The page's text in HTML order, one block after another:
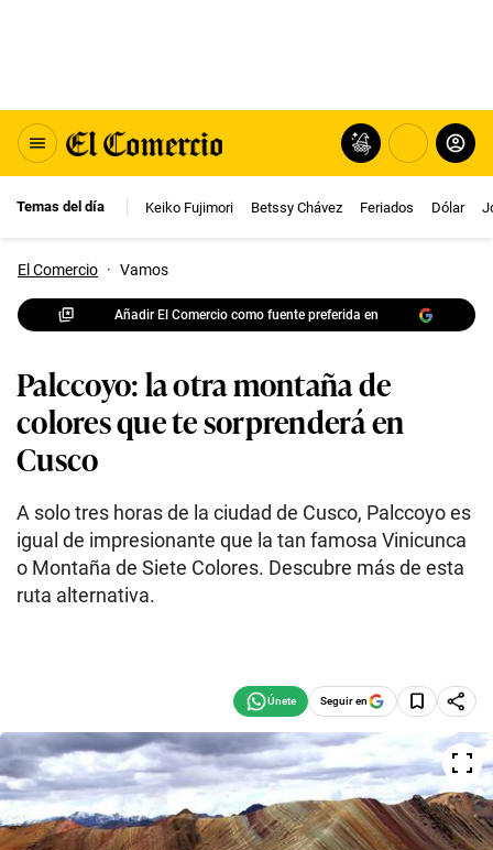
Temas del día Keiko Fujimori Betssy Chávez Feriados Dólar
El Comercio · Vamos
Añadir El Comercio como fuente preferida en
Palccoyo: la otra montaña de
colores que te sorprenderá en
Cusco
A solo tres horas de la ciudad de Cusco, Palccoyo es
igual de impresionante que la tan famosa Vinicunca
o Montaña de Siete Colores. Descubre más de esta
ruta alternativa.
Seguir en